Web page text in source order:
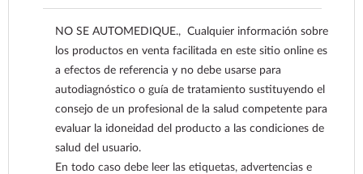
NO SE AUTOMEDIQUE., Cualquier información sobre
los productos en venta facilitada en este sitio online es
a efectos de referencia y no debe usarse para
autodiagnóstico o guía de tratamiento sustituyendo el
consejo de un profesional de la salud competente para
evaluar la idoneidad del producto a las condiciones de
salud del usuario.
En todo caso debe leer las etiquetas, advertencias e